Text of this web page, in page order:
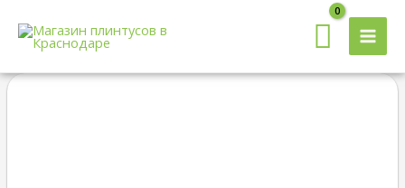
Диапазон
Quantity